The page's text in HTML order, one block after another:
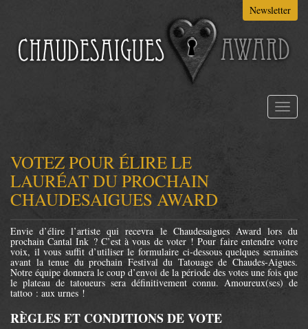
principal
Newsletter
Toggle
VOTEZ POUR ÉLIRE LE
LAURÉAT DU PROCHAIN
CHAUDESAIGUES AWARD
Envie d’élire l’artiste qui recevra le Chaudesaigues Award lors du
prochain Cantal Ink ? C’est à vous de voter ! Pour faire entendre votre
voix, il vous suffit d’utiliser le formulaire ci-dessous quelques semaines
avant la tenue du prochain Festival du Tatouage de Chaudes-Aigues.
Notre équipe donnera le coup d’envoi de la période des votes une fois que
le plateau de tatoueurs sera définitivement connu. Amoureux(ses) de
tattoo : aux urnes !
RÈGLES ET CONDITIONS DE VOTE